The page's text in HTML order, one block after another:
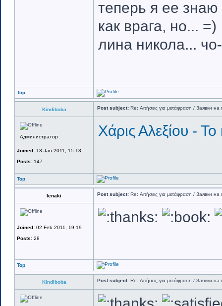
теперь я ее знаю
как врага, но... =)
лина никола...
Top
Kindiboba Post subject: Re: Αιτήσεις για μετάφραση / Заявки
Администратор
Joined: 13 Jan 2011, 15:13
Posts: 147
Χάρις Αλεξίου -
Top
lenaki Post subject: Re: Αιτήσεις για μετάφραση / Заявки
Joined: 02 Feb 2011, 19:19
Posts: 28
Top
Kindiboba Post subject: Re: Αιτήσεις για μετάφραση / Заявки